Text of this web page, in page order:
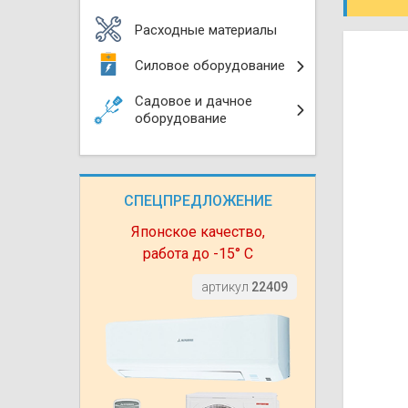
Расходные материалы
Силовое оборудование
Садовое и дачное
оборудование
СПЕЦПРЕДЛОЖЕНИЕ
Японское качество,
работа до -15° С
артикул 22409
VRF
Чиллеры
Сушилки для рук
Бензотриммеры
Газонокосилки
Газонокосилки
Измельчители